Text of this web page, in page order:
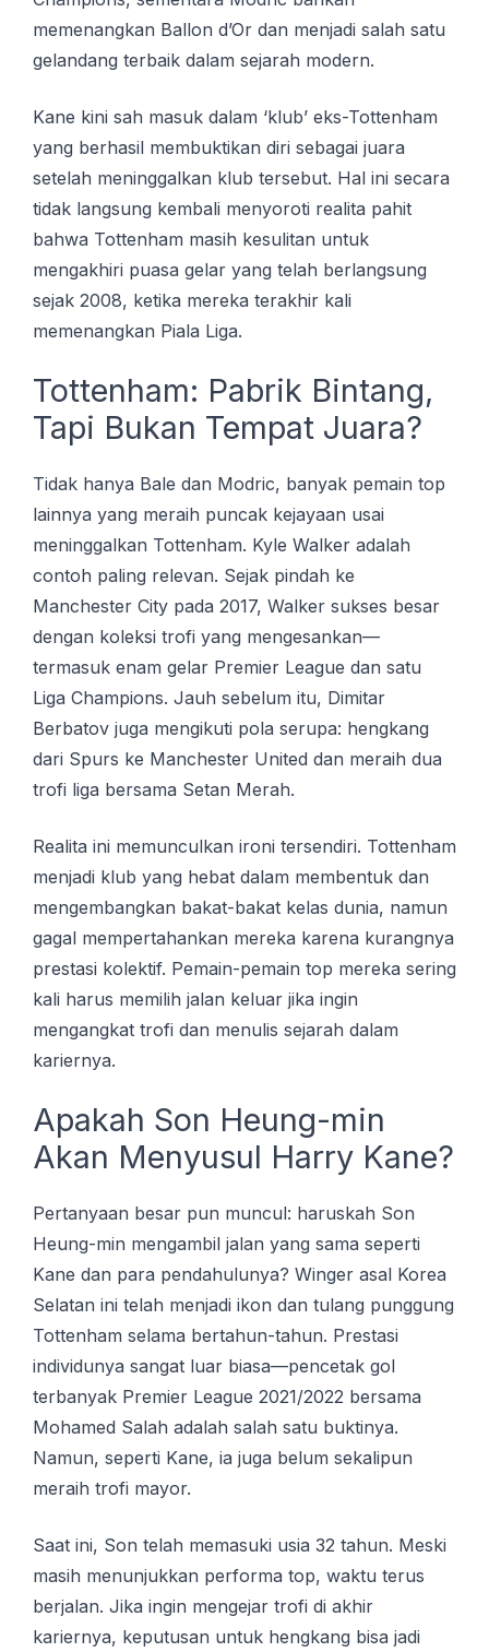
memenangkan Ballon d’Or dan menjadi salah satu
gelandang terbaik dalam sejarah modern.
Kane kini sah masuk dalam ‘klub’ eks-Tottenham
yang berhasil membuktikan diri sebagai juara
setelah meninggalkan klub tersebut. Hal ini secara
tidak langsung kembali menyoroti realita pahit
bahwa Tottenham masih kesulitan untuk
mengakhiri puasa gelar yang telah berlangsung
sejak 2008, ketika mereka terakhir kali
memenangkan Piala Liga.
Tottenham: Pabrik Bintang,
Tapi Bukan Tempat Juara?
Tidak hanya Bale dan Modric, banyak pemain top
lainnya yang meraih puncak kejayaan usai
meninggalkan Tottenham. Kyle Walker adalah
contoh paling relevan. Sejak pindah ke
Manchester City pada 2017, Walker sukses besar
dengan koleksi trofi yang mengesankan—
termasuk enam gelar Premier League dan satu
Liga Champions. Jauh sebelum itu, Dimitar
Berbatov juga mengikuti pola serupa: hengkang
dari Spurs ke Manchester United dan meraih dua
trofi liga bersama Setan Merah.
Realita ini memunculkan ironi tersendiri. Tottenham
menjadi klub yang hebat dalam membentuk dan
mengembangkan bakat-bakat kelas dunia, namun
gagal mempertahankan mereka karena kurangnya
prestasi kolektif. Pemain-pemain top mereka sering
kali harus memilih jalan keluar jika ingin
mengangkat trofi dan menulis sejarah dalam
kariernya.
Apakah Son Heung-min
Akan Menyusul Harry Kane?
Pertanyaan besar pun muncul: haruskah Son
Heung-min mengambil jalan yang sama seperti
Kane dan para pendahulunya? Winger asal Korea
Selatan ini telah menjadi ikon dan tulang punggung
Tottenham selama bertahun-tahun. Prestasi
individunya sangat luar biasa—pencetak gol
terbanyak Premier League 2021/2022 bersama
Mohamed Salah adalah salah satu buktinya.
Namun, seperti Kane, ia juga belum sekalipun
meraih trofi mayor.
Saat ini, Son telah memasuki usia 32 tahun. Meski
masih menunjukkan performa top, waktu terus
berjalan. Jika ingin mengejar trofi di akhir
kariernya, keputusan untuk hengkang bisa jadi